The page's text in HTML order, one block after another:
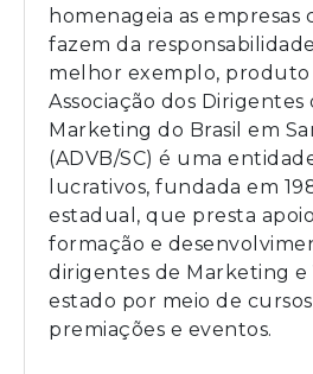
homenageia as empresas
fazem da
melhor exemplo, produto
Associação dos Dirigentes
Marketing do Brasil em
(ADVB/SC) é uma
lucrativos, fundada em
estadual, que presta
formação e
dirigentes de Marketing e
estado por meio de
premiações e eventos.